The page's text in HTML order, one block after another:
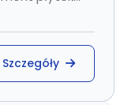
Szczegóły